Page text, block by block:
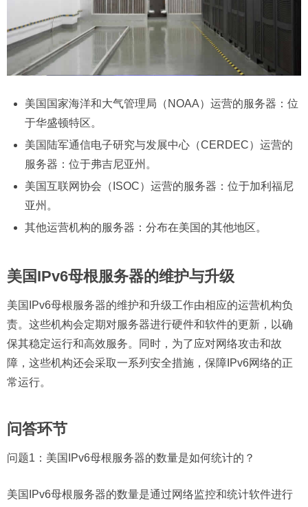
美国国家海洋和大气管理局（NOAA）运营的服务器：位
于华盛顿特区。
美国陆军通信电子研究与发展中心（CERDEC）运营的
服务器：位于弗吉尼亚州。
美国互联网协会（ISOC）运营的服务器：位于加利福尼
亚州。
其他运营机构的服务器：分布在美国的其他地区。
美国IPv6母根服务器的维护与升级
美国IPv6母根服务器的维护和升级工作由相应的运营机构负
责。这些机构会定期对服务器进行硬件和软件的更新，以确
保其稳定运行和高效服务。同时，为了应对网络攻击和故
障，这些机构还会采取一系列安全措施，保障IPv6网络的正
常运行。
问答环节
问题1： 美国IPv6母根服务器的数量是如何统计的？
美国IPv6母根服务器的数量是通过网络监控和统计软件进行